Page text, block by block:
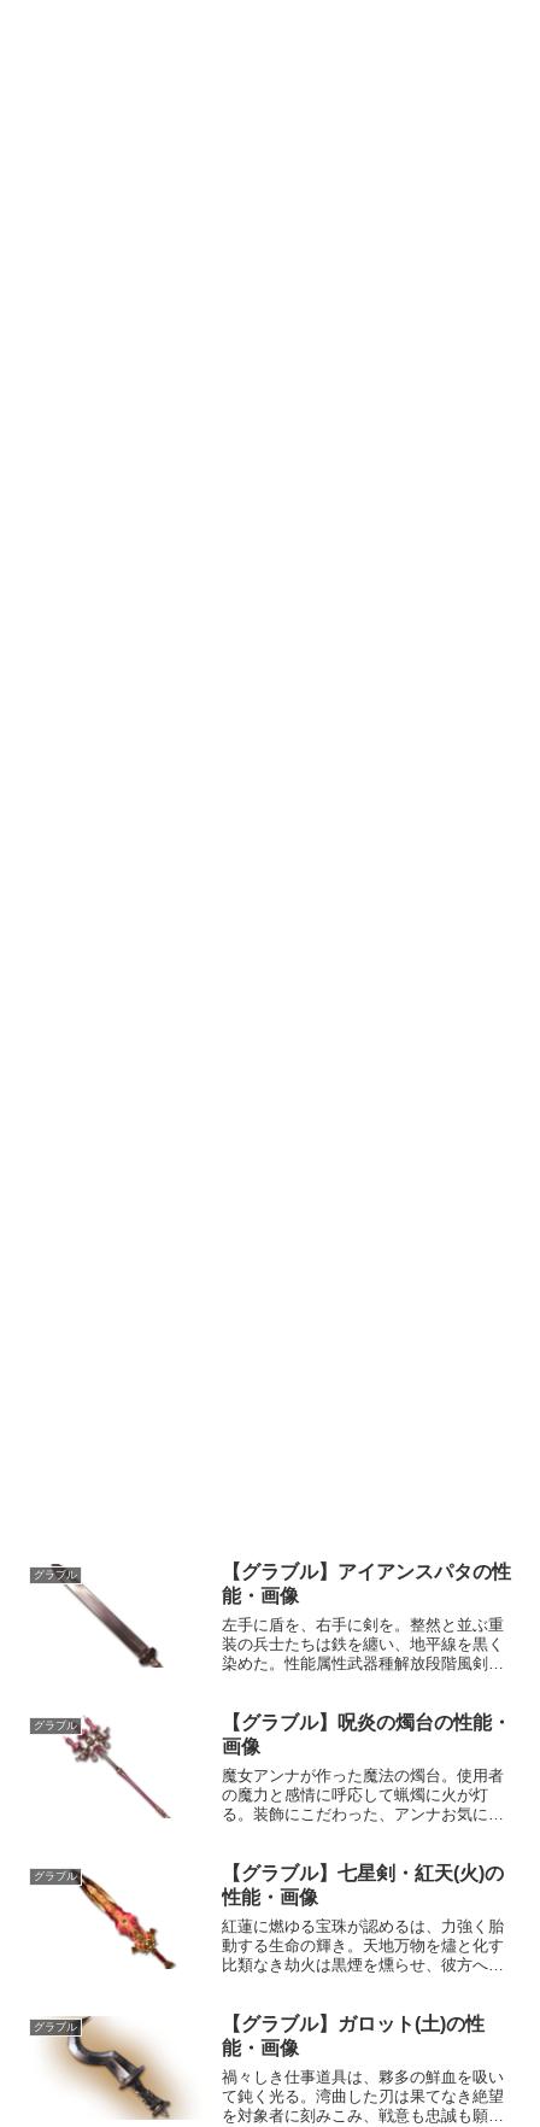
グラブル
【グラブル】アイアンスパタの性
能・画像
左手に盾を、右手に剣を。整然と並ぶ重
装の兵士たちは鉄を纏い、地平線を黒く
染めた。性能属性武器種解放段階風剣
値1,685,000ダメージ〕入手方法ルピガ
チ...
グラブル
【グラブル】呪炎の燭台の性能・
画像
魔女アンナが作った魔法の燭台。使用者
の魔力と感情に呼応して蝋燭に火が灯
る。装飾にこだわった、アンナお気に入
ク敵に火属性3.5倍ダメージ〔減衰値
1,685...
グラブル
【グラブル】七星剣・紅天(火)の
性能・画像
紅蓮に燃ゆる宝珠が認めるは、力強く胎
動する生命の輝き。天地万物を燼と化す
比類なき劫火は黒煙を燻らせ、彼方へ続
剣HP攻撃力MAXLv2422810100奥義北斗
大極閃敵に火...
グラブル
【グラブル】ガロット(土)の性
能・画像
禍々しき仕事道具は、夥多の鮮血を吸い
て鈍く光る。湾曲した刃は果てなき絶望
を対象者に刻みこみ、戦意も忠誠も願望